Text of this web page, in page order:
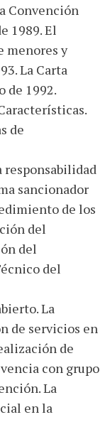
Convención
1989. El
menores y
La Carta
de 1992.
de
responsabilidad
sancionador
de los
del
del
del
La
de servicios en
de
con grupo
La
en la